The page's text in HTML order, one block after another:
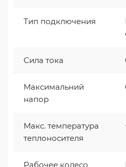
Тип подключения
Сила тока
Максимальний
напор
Макс. температура
теплоносителя
Рабочее колесо